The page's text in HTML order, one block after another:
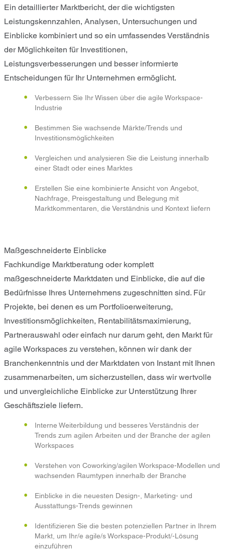
Ein detaillierter Marktbericht, der die wichtigsten
Leistungskennzahlen, Analysen, Untersuchungen und
Einblicke kombiniert und so ein umfassendes Verständnis
der Möglichkeiten für Investitionen,
Leistungsverbesserungen und besser informierte
Entscheidungen für Ihr Unternehmen ermöglicht.
Verbessern Sie Ihr Wissen über die agile Workspace-
Industrie
Bestimmen Sie wachsende Märkte/Trends und
Investitionsmöglichkeiten
Vergleichen und analysieren Sie die Leistung innerhalb
einer Stadt oder eines Marktes
Erstellen Sie eine kombinierte Ansicht von Angebot,
Nachfrage, Preisgestaltung und Belegung mit
Marktkommentaren, die Verständnis und Kontext liefern
Maßgeschneiderte Einblicke
Fachkundige Marktberatung oder komplett
maßgeschneiderte Marktdaten und Einblicke, die auf die
Bedürfnisse Ihres Unternehmens zugeschnitten sind. Für
Projekte, bei denen es um Portfolioerweiterung,
Investitionsmöglichkeiten, Rentabilitätsmaximierung,
Partnerauswahl oder einfach nur darum geht, den Markt für
agile Workspaces zu verstehen, können wir dank der
Branchenkenntnis und der Marktdaten von Instant mit Ihnen
zusammenarbeiten, um sicherzustellen, dass wir wertvolle
und unvergleichliche Einblicke zur Unterstützung Ihrer
Geschäftsziele liefern.
Interne Weiterbildung und besseres Verständnis der
Trends zum agilen Arbeiten und der Branche der agilen
Workspaces
Verstehen von Coworking/agilen Workspace-Modellen und
wachsenden Raumtypen innerhalb der Branche
Einblicke in die neuesten Design-, Marketing- und
Ausstattungs-Trends gewinnen
Identifizieren Sie die besten potenziellen Partner in Ihrem
Markt, um Ihr/e agile/s Workspace-Produkt/-Lösung
einzuführen